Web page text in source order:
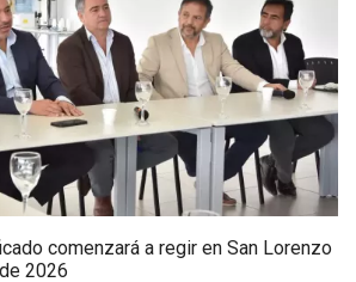
comenzará a regir en San Lorenzo
2026